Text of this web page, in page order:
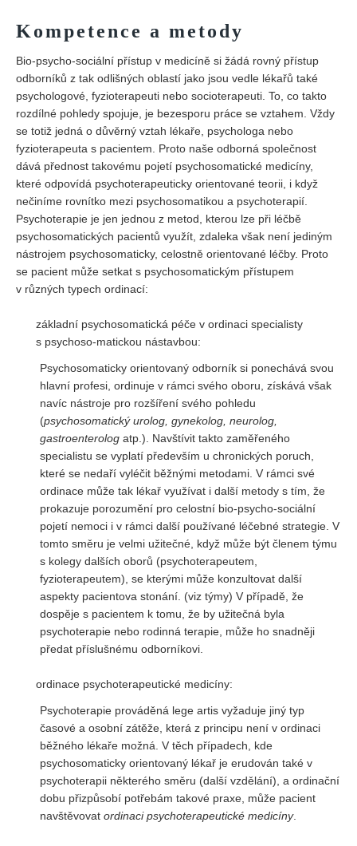
Kompetence a metody
Bio-psycho-sociální přístup v medicíně si žádá rovný přístup
odborníků z tak odlišných oblastí jako jsou vedle lékařů také
psychologové, fyzioterapeuti nebo socioterapeuti. To, co takto
rozdílné pohledy spojuje, je bezesporu práce se vztahem. Vždy
se totiž jedná o důvěrný vztah lékaře, psychologa nebo
fyzioterapeuta s pacientem. Proto naše odborná společnost
dává přednost takovému pojetí psychosomatické medicíny,
které odpovídá psychoterapeuticky orientované teorii, i když
nečiníme rovnítko mezi psychosomatikou a psychoterapií.
Psychoterapie je jen jednou z metod, kterou lze při léčbě
psychosomatických pacientů využít, zdaleka však není jediným
nástrojem psychosomaticky, celostně orientované léčby. Proto
se pacient může setkat s psychosomatickým přístupem
v různých typech ordinací:
základní psychosomatická péče v ordinaci specialisty
s psychoso-matickou nástavbou:
Psychosomaticky orientovaný odborník si ponechává svou
hlavní profesi, ordinuje v rámci svého oboru, získává však
navíc nástroje pro rozšíření svého pohledu
(psychosomatický urolog, gynekolog, neurolog,
gastroenterolog atp.). Navštívit takto zaměřeného
specialistu se vyplatí především u chronických poruch,
které se nedaří vyléčit běžnými metodami. V rámci své
ordinace může tak lékař využívat i další metody s tím, že
prokazuje porozumění pro celostní bio-psycho-sociální
pojetí nemoci i v rámci další používané léčebné strategie. V
tomto směru je velmi užitečné, když může být členem týmu
s kolegy dalších oborů (psychoterapeutem,
fyzioterapeutem), se kterými může konzultovat další
aspekty pacientova stonání. (viz týmy) V případě, že
dospěje s pacientem k tomu, že by užitečná byla
psychoterapie nebo rodinná terapie, může ho snadněji
předat příslušnému odborníkovi.
ordinace psychoterapeutické medicíny:
Psychoterapie prováděná lege artis vyžaduje jiný typ
časové a osobní zátěže, která z principu není v ordinaci
běžného lékaře možná. V těch případech, kde
psychosomaticky orientovaný lékař je erudován také v
psychoterapii některého směru (další vzdělání), a ordinační
dobu přizpůsobí potřebám takové praxe, může pacient
navštěvovat ordinaci psychoterapeutické medicíny.